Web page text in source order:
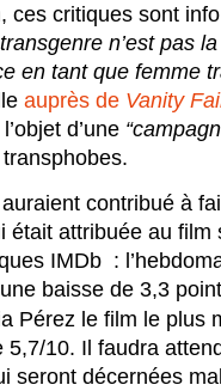
ces critiques sont
transgenre n’est pas
en tant que femme
auprès de Vanity
d’une
contribué à
était attribuée au film
IMDb :
baisse de 3,3
Pérez le film le plus
10. Il faudra
seront décernées